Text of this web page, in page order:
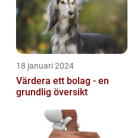
18 januari 2024
Värdera ett bolag - en
grundlig översikt